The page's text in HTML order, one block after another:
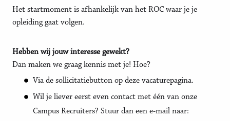
Het startmoment is afhankelijk van het ROC waar je je
opleiding gaat volgen.
Hebben wij jouw interesse gewekt?
Dan maken we graag kennis met je! Hoe?
Via de sollicitatiebutton op deze vacaturepagina.
Wil je liever eerst even contact met één van onze
Campus Recruiters? Stuur dan een e-mail naar: